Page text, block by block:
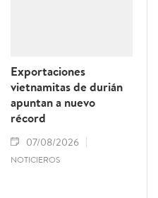
Exportaciones
vietnamitas de durián
apuntan a nuevo
récord
07/08/2026
NOTICIEROS